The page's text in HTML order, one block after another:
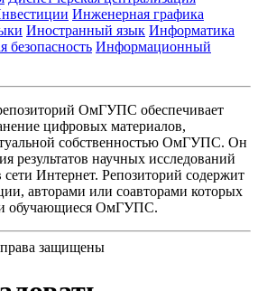
Инженерная графика
Иностранный язык Информатика
Информационный
ОмГУПС обеспечивает
цифровых материалов,
собственностью ОмГУПС. Он
результатов научных исследований
Интернет. Репозиторий содержит
авторами или соавторами которых
и обучающиеся ОмГУПС.
защищены